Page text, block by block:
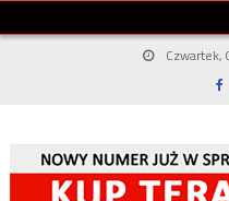
Czwartek,